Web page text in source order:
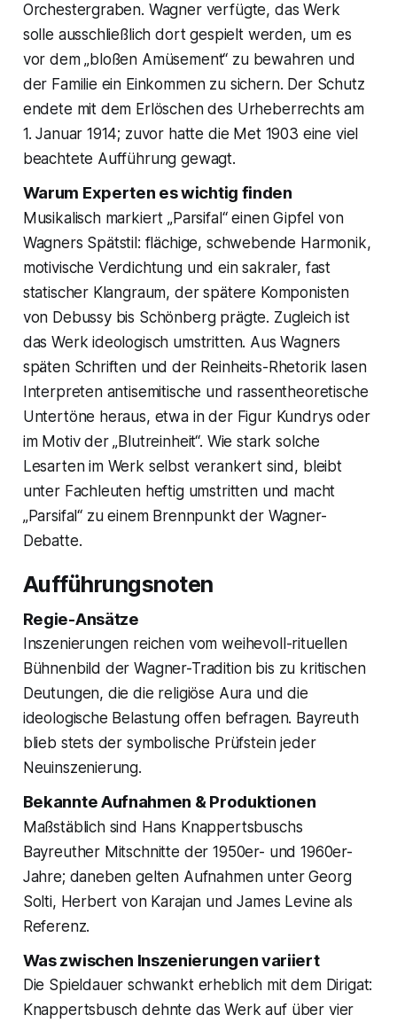
Orchestergraben. Wagner verfügte, das Werk
solle ausschließlich dort gespielt werden, um es
vor dem „bloßen Amüsement“ zu bewahren und
der Familie ein Einkommen zu sichern. Der Schutz
endete mit dem Erlöschen des Urheberrechts am
1. Januar 1914; zuvor hatte die Met 1903 eine viel
beachtete Aufführung gewagt.
Warum Experten es wichtig finden
Musikalisch markiert „Parsifal“ einen Gipfel von
Wagners Spätstil: flächige, schwebende Harmonik,
motivische Verdichtung und ein sakraler, fast
statischer Klangraum, der spätere Komponisten
von Debussy bis Schönberg prägte. Zugleich ist
das Werk ideologisch umstritten. Aus Wagners
späten Schriften und der Reinheits-Rhetorik lasen
Interpreten antisemitische und rassentheoretische
Untertöne heraus, etwa in der Figur Kundrys oder
im Motiv der „Blutreinheit“. Wie stark solche
Lesarten im Werk selbst verankert sind, bleibt
unter Fachleuten heftig umstritten und macht
„Parsifal“ zu einem Brennpunkt der Wagner-
Debatte.
Aufführungsnoten
Regie-Ansätze
Inszenierungen reichen vom weihevoll-rituellen
Bühnenbild der Wagner-Tradition bis zu kritischen
Deutungen, die die religiöse Aura und die
ideologische Belastung offen befragen. Bayreuth
blieb stets der symbolische Prüfstein jeder
Neuinszenierung.
Bekannte Aufnahmen & Produktionen
Maßstäblich sind Hans Knappertsbuschs
Bayreuther Mitschnitte der 1950er- und 1960er-
Jahre; daneben gelten Aufnahmen unter Georg
Solti, Herbert von Karajan und James Levine als
Referenz.
Was zwischen Inszenierungen variiert
Die Spieldauer schwankt erheblich mit dem Dirigat:
Knappertsbusch dehnte das Werk auf über vier